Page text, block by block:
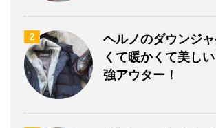
2
ヘルノのダウンジ
くて暖かくて美し
強アウター！